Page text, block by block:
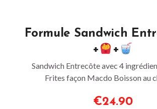
Formule Sandwich
+
+
Sandwich Entrecôte avec 4
Frites façon Macdo Boisson au
€24.90